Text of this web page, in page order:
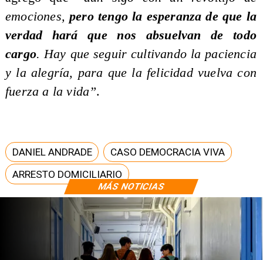
MÁS NOTICIAS
emociones, pero tengo la esperanza de que la
verdad hará que nos absuelvan de todo
cargo. Hay que seguir cultivando la paciencia
y la alegría, para que la felicidad vuelva con
fuerza a la vida”.
DANIEL ANDRADE
CASO DEMOCRACIA VIVA
ARRESTO DOMICILIARIO